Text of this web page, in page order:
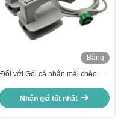
Băng
hình
Đối với Gói cá nhân mái chèo PH
Nhận giá tốt nhất